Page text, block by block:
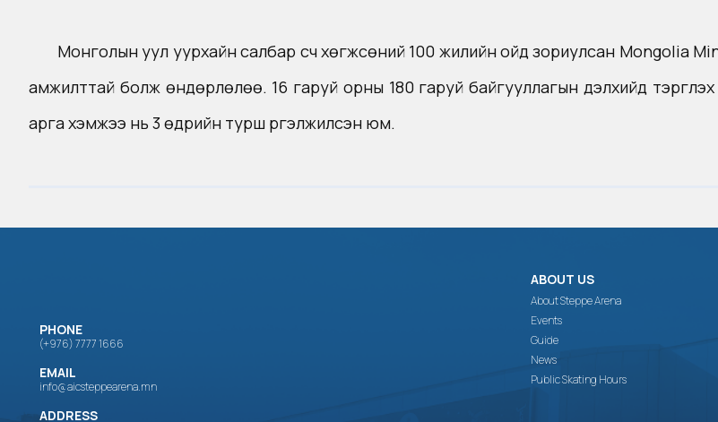
Монголын уул уурхайн салбар үүсч хөгжсөний 100 жилийн ойд зориулсан Mongolia
амжилттай болж өндөрлөлөө. 16 гаруй орны 180 гаруй байгууллагын дэлхийд тэргүүлэх
арга хэмжээ нь 3 өдрийн турш үргэлжилсэн юм.
PHONE
(+976) 7777 1666
EMAIL
info@aicsteppearena.mn
ADDRESS
ABOUT US
About Steppe Arena
Events
Guide
News
Public Skating Hours